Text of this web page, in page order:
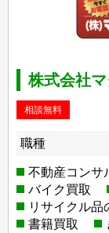
株式会社
相談無料
職種
不動産コンサ
バイク買取
リサイクル品
書籍買取